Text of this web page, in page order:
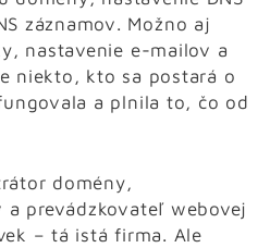
záznamov. Možno aj
nastavenie e-mailov a
niekto, kto sa postará o
a plnila to, čo od
domény,
prevádzkovateľ webovej
– tá istá firma. Ale